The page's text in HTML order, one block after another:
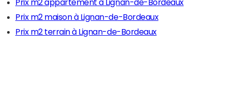
Prix m2 appartement à Lignan-de-Bordeaux
Prix m2 maison à Lignan-de-Bordeaux
Prix m2 terrain à Lignan-de-Bordeaux